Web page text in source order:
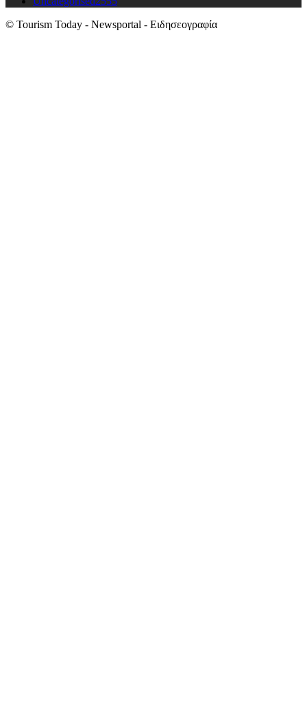
© Tourism Today - Newsportal - Ειδησεογραφία